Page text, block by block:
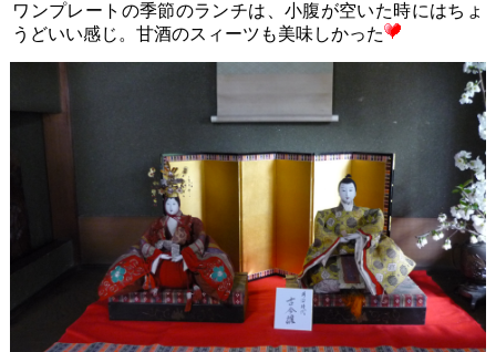
ワンプレートの季節のランチは、小腹が空いた時にはちょ
うどいい感じ。甘酒のスィーツも美味しかった